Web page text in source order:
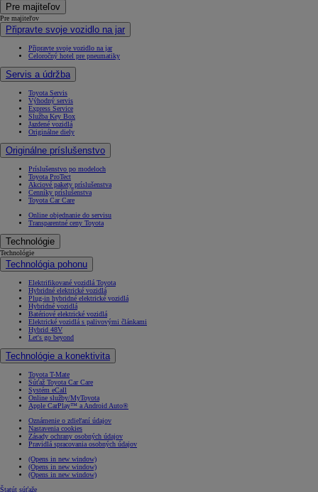
Pre majiteľov
Pre majiteľov
Připravte svoje vozidlo na jar
Připravte svoje vozidlo na jar
Celoročný hotel pre pneumatiky
Servis a údržba
Toyota Servis
Výhodný servis
Express Service
Služba Key Box
Jazdené vozidlá
Originálne diely
Originálne príslušenstvo
Príslušenstvo po modeloch
Toyota ProTect
Akciové pakety príslušenstva
Cenníky príslušenstva
Toyota Car Care
Online objednanie do servisu
Transparentné ceny Toyota
Technológie
Technológie
Technológia pohonu
Elektrifikované vozidlá Toyota
Hybridné elektrické vozidlá
Plug-in hybridné elektrické vozidlá
Hybridné vozidlá
Batériové elektrické vozidlá
Elektrické vozidlá s palivovými článkami
Hybrid 48V
Let's go beyond
Technológie a konektivita
Toyota T-Mate
Súťaž Toyota Car Care
Systém eCall
Online služby/MyToyota
Apple CarPlay™ a Android Auto®
Oznámenie o zdieľaní údajov
Nastavenia cookies
Zásady ochrany osobných údajov
Pravidlá spracovania osobných údajov
(Opens in new window)
(Opens in new window)
(Opens in new window)
Štatút súťaže